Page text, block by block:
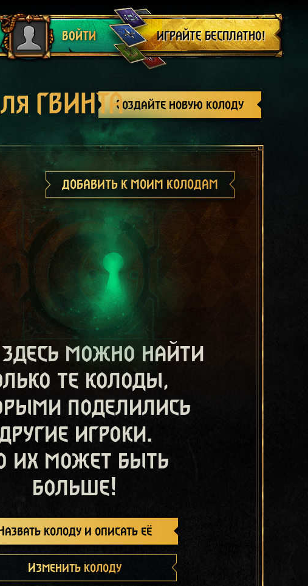
ВОЙТИ
Выйти
ИГРАЙТЕ БЕСПЛАТНО!
Создайте новую колоду
ГВИНТА
ДОБАВИТЬ К МОИМ КОЛОДАМ
здесь можно найти
те колоды,
поделились
игроки.
их может быть
больше!
Назвать колоду и описать её
Изменить колоду